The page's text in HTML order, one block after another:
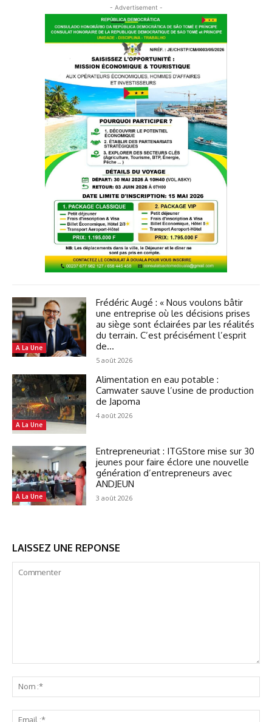
- Advertisement -
A La Une
Frédéric Augé : « Nous voulons bâtir
une entreprise où les décisions prises
au siège sont éclairées par les réalités
du terrain. C’est précisément l’esprit
de...
5 août 2026
A La Une
Alimentation en eau potable :
Camwater sauve l’usine de production
de Japoma
4 août 2026
A La Une
Entrepreneuriat : ITGStore mise sur 30
jeunes pour faire éclore une nouvelle
génération d’entrepreneurs avec
ANDJEUN
3 août 2026
LAISSEZ UNE REPONSE
:*